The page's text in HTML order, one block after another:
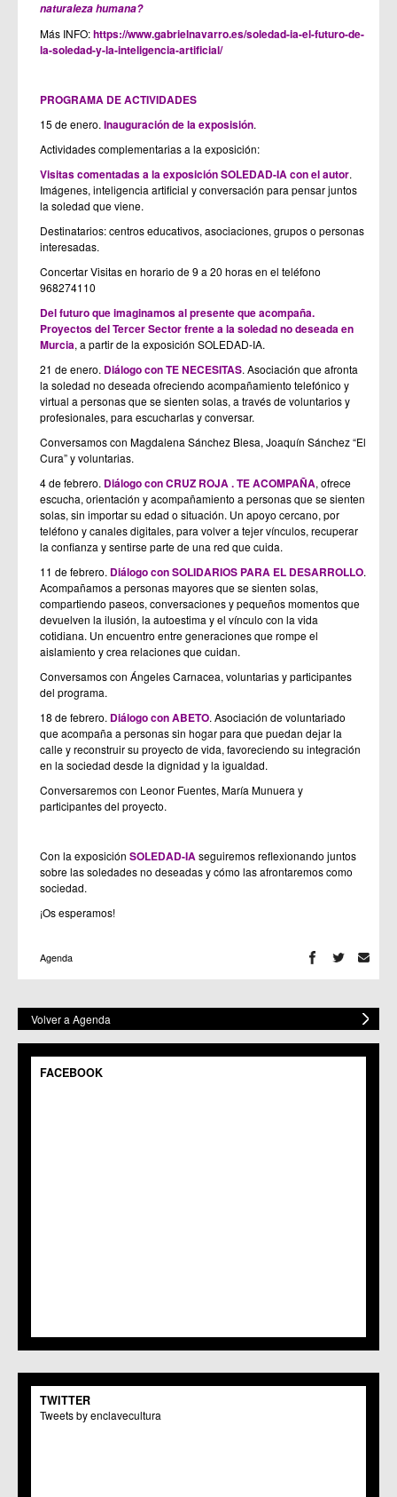
naturaleza humana?
Más INFO:https://www.gabrielnavarro.es/soledad-ia-el-futuro-de-
la-soledad-y-la-inteligencia-artificial/
PROGRAMA DE ACTIVIDADES
15 de enero. Inauguración de la exposisión.
Actividades complementarias a la exposición:
Visitas comentadas a la exposición SOLEDAD-IA con el autor.
Imágenes, inteligencia artificial y conversación para pensar juntos
la soledad que viene.
Destinatarios: centros educativos, asociaciones, grupos o personas
interesadas.
Concertar Visitas en horario de 9 a 20 horas en el teléfono
968274110
Del futuro que imaginamos al presente que acompaña.
Proyectos del Tercer Sector frente a la soledad no deseada en
Murcia, a partir de la exposición SOLEDAD-IA.
21 de enero. Diálogo con TE NECESITAS. Asociación que afronta
la soledad no deseada ofreciendo acompañamiento telefónico y
virtual a personas que se sienten solas, a través de voluntarios y
profesionales, para escucharlas y conversar.
Conversamos con Magdalena Sánchez Blesa, Joaquín Sánchez “El
Cura” y voluntarias.
4 de febrero. Diálogo con CRUZ ROJA . TE ACOMPAÑA, ofrece
escucha, orientación y acompañamiento a personas que se sienten
solas, sin importar su edad o situación. Un apoyo cercano, por
teléfono y canales digitales, para volver a tejer vínculos, recuperar
la confianza y sentirse parte de una red que cuida.
11 de febrero. Diálogo con SOLIDARIOS PARA EL DESARROLLO.
Acompañamos a personas mayores que se sienten solas,
compartiendo paseos, conversaciones y pequeños momentos que
devuelven la ilusión, la autoestima y el vínculo con la vida
cotidiana. Un encuentro entre generaciones que rompe el
aislamiento y crea relaciones que cuidan.
Conversamos con Ángeles Carnacea, voluntarias y participantes
del programa.
18 de febrero. Diálogo con ABETO. Asociación de voluntariado
que acompaña a personas sin hogar para que puedan dejar la
calle y reconstruir su proyecto de vida, favoreciendo su integración
en la sociedad desde la dignidad y la igualdad.
Conversaremos con Leonor Fuentes, María Munuera y
participantes del proyecto.
Con la exposición SOLEDAD-IAseguiremos reflexionando juntos
sobre las soledades no deseadas y cómo las afrontaremos como
sociedad.
¡Os esperamos!
Agenda
Volver a Agenda
FACEBOOK
TWITTER
Tweets by enclavecultura